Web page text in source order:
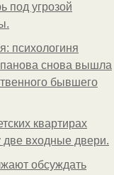
под угрозой
психологиня
снова вышла
бывшего
квартирах
две входные двери.
обсуждать